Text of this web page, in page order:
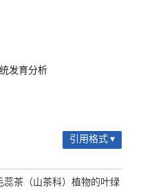
发育分析
引用格式 ▾
蕊茶（山茶科）植物的叶绿